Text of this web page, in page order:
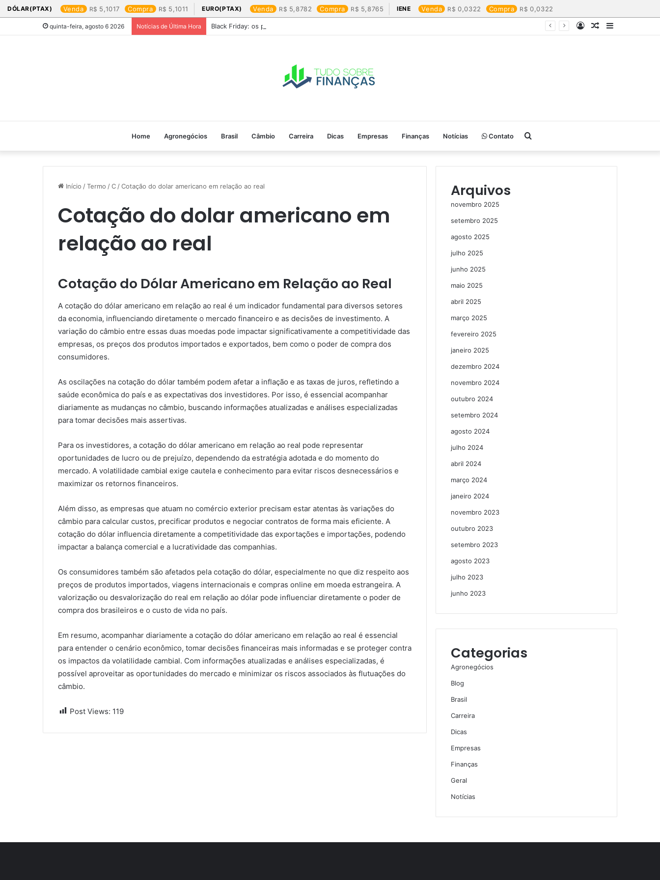
DÓLAR(PTAX) Venda 5,1017 Compra 5,1011 EURO(PTAX) Venda 5,8782 Compra 5,8765 IENE Venda 0,0322 Compra 0,0322
quinta-feira, agosto 6 2026 Notícias de Última Hora Black Friday: os produtos que mais valem a pena
Barra
Artigo
Entrar
Home Agronegócios Brasil Câmbio Carreira Dicas Empresas Finanças Notícias Contato Procurar
por
Início /Termo /C /Cotação do dolar americano em relação ao real​
Cotação do dolar americano em
relação ao real​
Cotação do Dólar Americano em Relação ao Real
A cotação do dólar americano em relação ao real é um indicador fundamental para diversos setores
da economia, influenciando diretamente o mercado financeiro e as decisões de investimento. A
variação do câmbio entre essas duas moedas pode impactar significativamente a competitividade das
empresas, os preços dos produtos importados e exportados, bem como o poder de compra dos
consumidores.
As oscilações na cotação do dólar também podem afetar a inflação e as taxas de juros, refletindo a
saúde econômica do país e as expectativas dos investidores. Por isso, é essencial acompanhar
diariamente as mudanças no câmbio, buscando informações atualizadas e análises especializadas
para tomar decisões mais assertivas.
Para os investidores, a cotação do dólar americano em relação ao real pode representar
oportunidades de lucro ou de prejuízo, dependendo da estratégia adotada e do momento do
mercado. A volatilidade cambial exige cautela e conhecimento para evitar riscos desnecessários e
maximizar os retornos financeiros.
Além disso, as empresas que atuam no comércio exterior precisam estar atentas às variações do
câmbio para calcular custos, precificar produtos e negociar contratos de forma mais eficiente. A
cotação do dólar influencia diretamente a competitividade das exportações e importações, podendo
impactar a balança comercial e a lucratividade das companhias.
Os consumidores também são afetados pela cotação do dólar, especialmente no que diz respeito aos
preços de produtos importados, viagens internacionais e compras online em moeda estrangeira. A
valorização ou desvalorização do real em relação ao dólar pode influenciar diretamente o poder de
compra dos brasileiros e o custo de vida no país.
Em resumo, acompanhar diariamente a cotação do dólar americano em relação ao real é essencial
para entender o cenário econômico, tomar decisões financeiras mais informadas e se proteger contra
os impactos da volatilidade cambial. Com informações atualizadas e análises especializadas, é
possível aproveitar as oportunidades do mercado e minimizar os riscos associados às flutuações do
câmbio.
Post Views: 119
Arquivos
novembro 2025
setembro 2025
agosto 2025
julho 2025
junho 2025
maio 2025
abril 2025
março 2025
fevereiro 2025
janeiro 2025
dezembro 2024
novembro 2024
outubro 2024
setembro 2024
agosto 2024
julho 2024
abril 2024
março 2024
janeiro 2024
novembro 2023
outubro 2023
setembro 2023
agosto 2023
julho 2023
junho 2023
Categorias
Agronegócios
Blog
Brasil
Carreira
Dicas
Empresas
Finanças
Geral
Notícias